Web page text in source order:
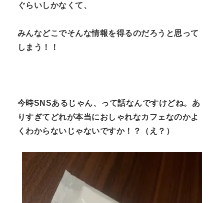
ぐらいしかなくて、
みんなどこでそんな情報を得るのだろうと思って
しまう！！
今時SNSあるじゃん、って話なんですけどね。あ
りすぎてどれが本当におしゃれなカフェなのかよ
くわからないじゃないですか！？（え？）